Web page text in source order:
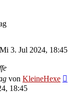
Mi 3. Jul 2024, 18:45
von KleineHexe
18:45